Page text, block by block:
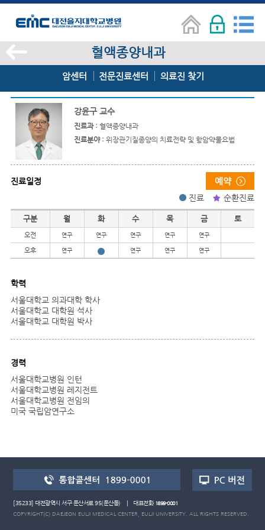
혈액종양내과
암센터 전문진료센터 의료진 찾기
강윤구 교수
진료과 : 혈액종양내과
진료분야 : 위장관기질종양의 치료전략 및 항암약물요법
진료일정
진료
순환진료
진료일정
구분 월 화 수 목 금 토
오전 연구 연구 연구 연구 연구
오후 연구 연구 연구 연구
학력
서울대학교 의과대학 학사
서울대학교 대학원 석사
서울대학교 대학원 박사
경력
서울대학교병원 인턴
서울대학교병원 레지전트
서울대학교병원 전임의
미국 국립암연구소
[35233] 대전광역시 서구 둔산서로 95(둔산동) | 대표전화1899-0001
COPYRIGHT(C) DAEJEON EULJI MEDICAL CENTER, EULJI UNIVERSITY. ALL RIGHTS RESERVED.